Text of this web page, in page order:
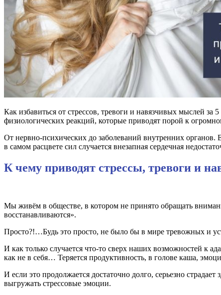
Как избавиться от стрессов, тревоги и навязчивых мыслей
физиологических реакций, которые приводят порой к
От нервно-психических до заболеваний внутренних органов.
в самом расцвете сил случается внезапная сердечная
К чему приводят стрессы, тревоги и
Мы живём в обществе, в котором не принято обращать
восстанавливаются».
Просто?!…Будь это просто, не было бы в мире тревожных и
И как только случается что-то сверх наших возможностей к
как не в себя… Теряется продуктивность, в голове каша,
И если это продолжается достаточно долго, серьезно
выгружать стрессовые эмоции.